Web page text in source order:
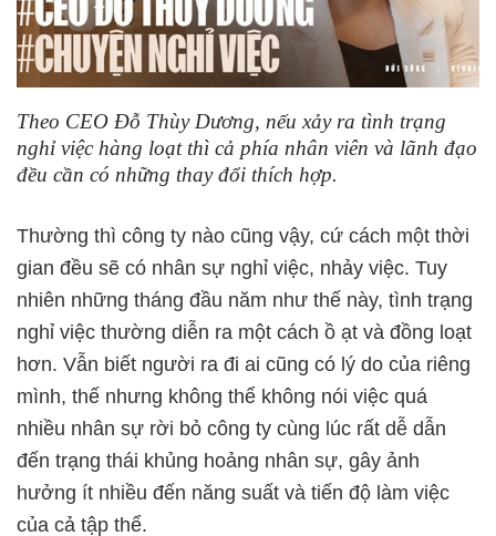
Theo CEO Đỗ Thùy Dương, nếu xảy ra tình trạng
nghỉ việc hàng loạt thì cả phía nhân viên và lãnh đạo
đều cần có những thay đổi thích hợp.
Thường thì công ty nào cũng vậy, cứ cách một thời
gian đều sẽ có nhân sự nghỉ việc, nhảy việc. Tuy
nhiên những tháng đầu năm như thế này, tình trạng
nghỉ việc thường diễn ra một cách ồ ạt và đồng loạt
hơn. Vẫn biết người ra đi ai cũng có lý do của riêng
mình, thế nhưng không thể không nói việc quá
nhiều nhân sự rời bỏ công ty cùng lúc rất dễ dẫn
đến trạng thái khủng hoảng nhân sự, gây ảnh
hưởng ít nhiều đến năng suất và tiến độ làm việc
của cả tập thể.